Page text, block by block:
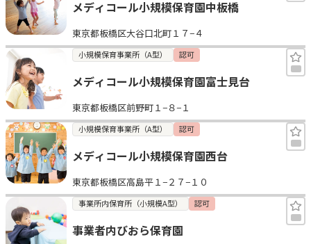
メディコール小規模保育園中板橋
東京都板橋区大谷口北町１７−４
小規模保育事業所（A型） 認可
メディコール小規模保育園富士見台
東京都板橋区前野町１−８−１
小規模保育事業所（A型） 認可
メディコール小規模保育園西台
東京都板橋区高島平１−２７−１０
事業所内保育所（小規模A型） 認可
事業者内びおら保育園